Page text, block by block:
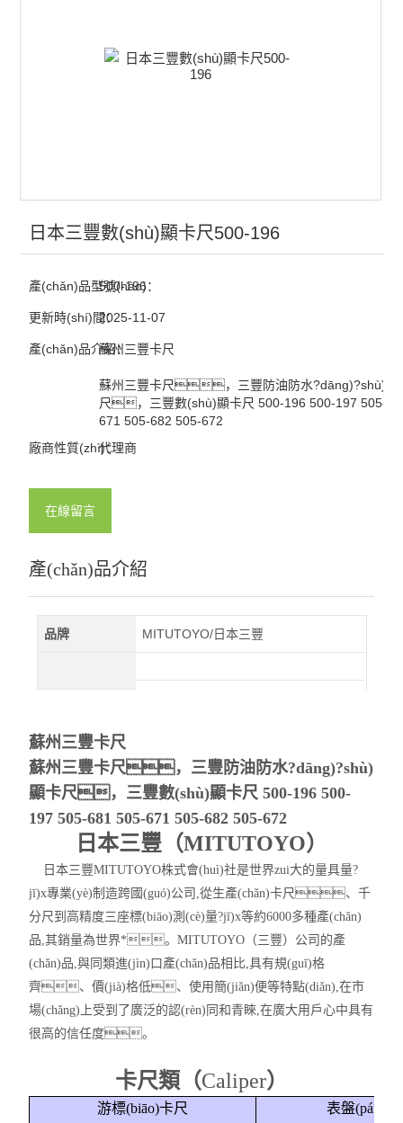
日本三豐數(shù)顯卡尺500-196
產(chǎn)品型號(hào)：
500-196
更新時(shí)間：2025-11-07
產(chǎn)品介紹：蘇州三豐卡尺
蘇州三豐卡尺，三豐防油防水?dāng)?shù)顯
尺，三豐數(shù)顯卡尺 500-196 500-197 505-
671 505-682 505-672
廠商性質(zhì)：代理商
在線留言
產(chǎn)品介紹
品牌 MITUTOYO/日本三豐
蘇州三豐卡尺
蘇州三豐卡尺，三豐防油防水?dāng)?shù)
顯卡尺，三豐數(shù)顯卡尺 500-196 500-
197 505-681 505-671 505-682 505-672
日本三豐（MITUTOYO）
日本三豐MITUTOYO株式會(huì)社是世界zui大的量具量?
jī)x專業(yè)制造跨國(guó)公司,從生產(chǎn)卡尺、千
分尺到高精度三座標(biāo)測(cè)量?jī)x等約6000多種產(chǎn)
品,其銷量為世界*。MITUTOYO（三豐）公司的產
(chǎn)品,與同類進(jìn)口產(chǎn)品相比,具有規(guī)格
齊、價(jià)格低、使用簡(jiǎn)便等特點(diǎn),在市
場(chǎng)上受到了廣泛的認(rèn)同和青睞,在廣大用戶心中具有
很高的信任度。
卡尺類（Caliper）
游標(biāo)卡尺 表盤(pán)卡